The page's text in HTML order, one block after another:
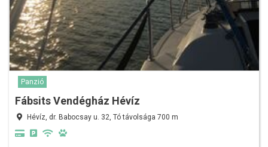
Panzió
Fábsits Vendégház Hévíz
Hévíz, dr. Babocsay u. 32, Tó távolsága 700 m